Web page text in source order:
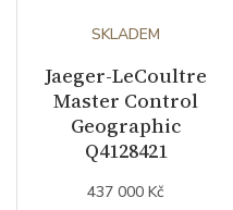
Barva číselníku
Indexy číselníku
Řemínek / Spona
SKLADEM
Jaeger-LeCoultre
Master Control
Geographic
Q4128421
437 000 Kč